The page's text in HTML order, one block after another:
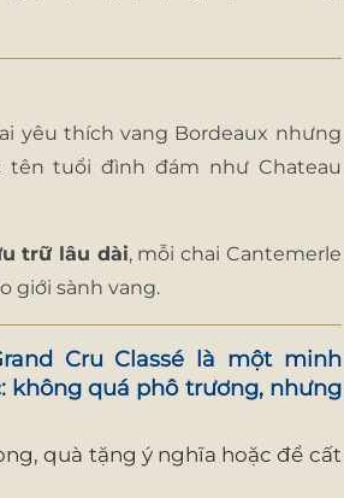
yêu thích vang Bordeaux nhưng
tuổi đình đám như Chateau
trữ lâu dài, mỗi chai Cantemerle
giới sành vang.
Cru Classé là một minh
không quá phô trương, nhưng
quà tặng ý nghĩa hoặc để cất